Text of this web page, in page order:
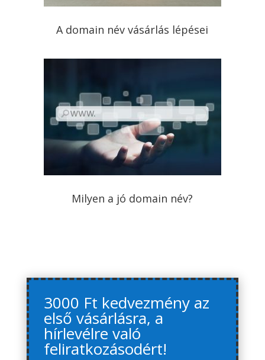
A domain név vásárlás lépései
Milyen a jó domain név?
3000 Ft kedvezmény az
első vásárlásra, a
hírlevélre való
feliratkozásodért!